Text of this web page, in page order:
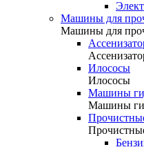
Машины для
Машины для
Илососы
Илососы
Машины
Машины